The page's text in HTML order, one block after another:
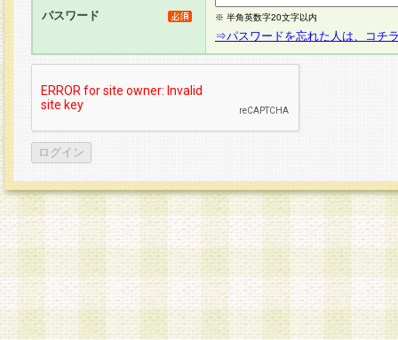
パスワード ※ 半角英数字20文字以内
⇒パスワードを忘れた人は、コチ